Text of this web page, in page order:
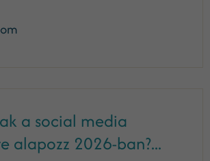
a social media
alapozz 2026-ban?...